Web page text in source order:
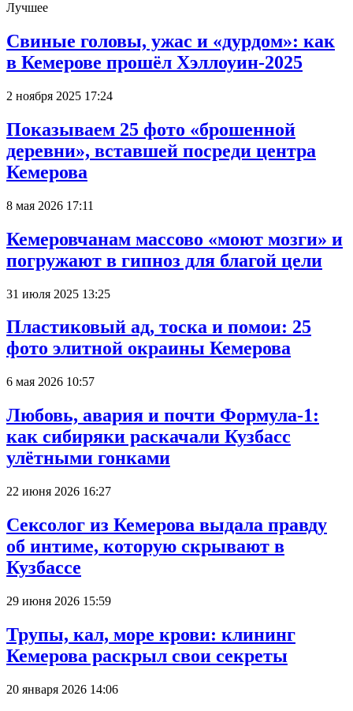
Лучшее
Свиные головы, ужас и «дурдом»: как
в Кемерове прошёл Хэллоуин-2025
2 ноября 2025 17:24
Показываем 25 фото «брошенной
деревни», вставшей посреди центра
Кемерова
8 мая 2026 17:11
Кемеровчанам массово «моют мозги» и
погружают в гипноз для благой цели
31 июля 2025 13:25
Пластиковый ад, тоска и помои: 25
фото элитной окраины Кемерова
6 мая 2026 10:57
Любовь, авария и почти Формула-1:
как сибиряки раскачали Кузбасс
улётными гонками
22 июня 2026 16:27
Сексолог из Кемерова выдала правду
об интиме, которую скрывают в
Кузбассе
29 июня 2026 15:59
Трупы, кал, море крови: клининг
Кемерова раскрыл свои секреты
20 января 2026 14:06